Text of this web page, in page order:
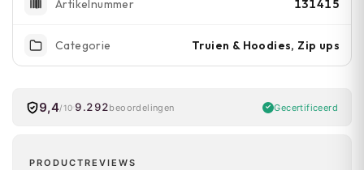
Artikelnummer 131415
Categorie Truien & Hoodies, Zip ups
9,4/10 9.292beoordelingen Gecertificeerd
PRODUCTREVIEWS